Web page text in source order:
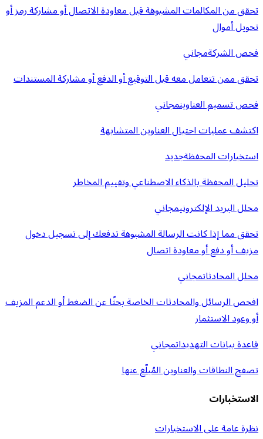
تحقق من المكالمات المشبوهة قبل معاودة الاتصال أو مشاركة رمز أو
تحويل أموال
فحص الشركةمجاني
تحقق ممن تتعامل معه قبل التوقيع أو الدفع أو مشاركة المستندات
فحص تسميم العناوينمجاني
اكتشف عمليات احتيال العناوين المتشابهة
استخبارات المحفظةجديد
تحليل المحفظة بالذكاء الاصطناعي وتقييم المخاطر
محلل البريد الإلكترونيمجاني
تحقق مما إذا كانت الرسالة المشبوهة تدفعك إلى تسجيل دخول
مزيف أو دفع أو معاودة اتصال
محلل المحادثاتمجاني
افحص الرسائل والمحادثات الخاصة بحثًا عن الضغط أو الدعم المزيف
أو وعود الاستثمار
قاعدة بيانات التهديداتمجاني
تصفح النطاقات والعناوين المُبلّغ عنها
الاستخبارات
نظرة عامة على الاستخبارات